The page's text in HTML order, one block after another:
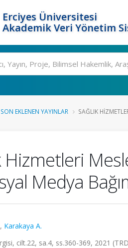
Erciyes Üniversitesi
Akademik Veri Yönetim
SON EKLENEN YAYINLAR SAĞLIK
Hizmetleri
Medya
, Karakaya A.
cilt.22, sa.4, ss.360-369, 2021